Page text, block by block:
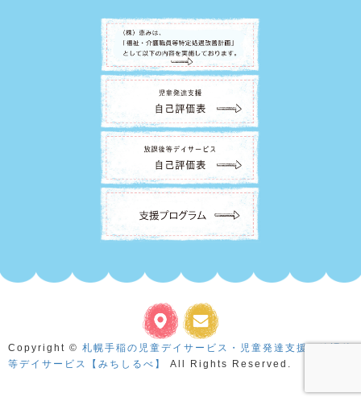
Copyright © 札幌手稲の児童デイサービス・児童発達支援・放課後
等デイサービス【みちしるべ】
All Rights Reserved.